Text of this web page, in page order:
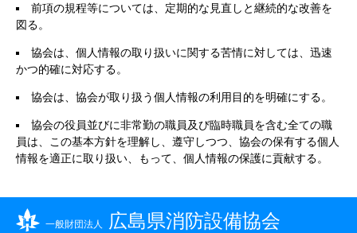
前項の規程等については、定期的な見直しと継続的な改善を
図る。
協会は、個人情報の取り扱いに関する苦情に対しては、迅速
かつ的確に対応する。
協会は、協会が取り扱う個人情報の利用目的を明確にする。
協会の役員並びに非常勤の職員及び臨時職員を含む全ての職
員は、この基本方針を理解し、遵守しつつ、協会の保有する個人
情報を適正に取り扱い、もって、個人情報の保護に貢献する。
一般財団法人 広島県消防設備協会